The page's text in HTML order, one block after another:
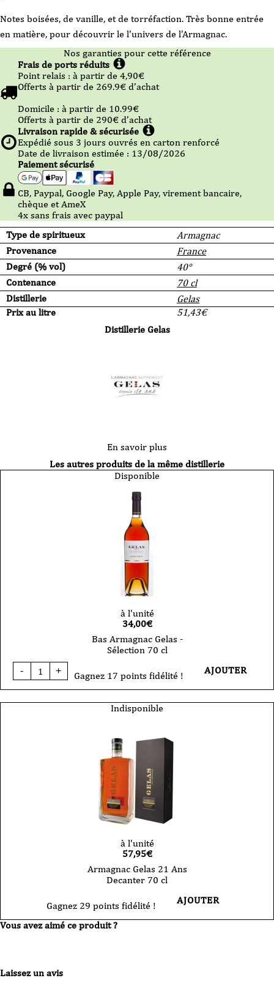
Notes boisées, de vanille, et de torréfaction. Très bonne entrée
en matière, pour découvrir le l'univers de l'Armagnac.
Type de spiritueux
Armagnac
Provenance
France
Degré (% vol)
40°
Contenance
70 cl
Distillerie
Gelas
Prix au litre
51,43€
Nos garanties pour cette référence
Frais de ports réduits
Point relais : à partir de 4,90€
Offerts à partir de 269.9€ d’achat
Domicile : à partir de 10.99€
Offerts à partir de 290€ d’achat
Livraison rapide & sécurisée
Expédié sous 3 jours ouvrés en carton renforcé
Date de livraison estimée : 13/08/2026
Paiement sécurisé
CB, Paypal, Google Pay, Apple Pay, virement bancaire,
chèque et AmeX
4x sans frais avec paypal
Distillerie Gelas
En savoir plus
Les autres produits de la même distillerie
Disponible
à l'unité
34,00€
Bas Armagnac Gelas -
Sélection 70 cl
-
quantité
de
Gelas
+ Gagnez 17 points fidélité ! AJOUTER
Indisponible
à l'unité
57,95€
Armagnac Gelas 21 Ans
Decanter 70 cl
Gagnez 29 points fidélité ! AJOUTER
Vous avez aimé ce produit ?
Laissez un avis